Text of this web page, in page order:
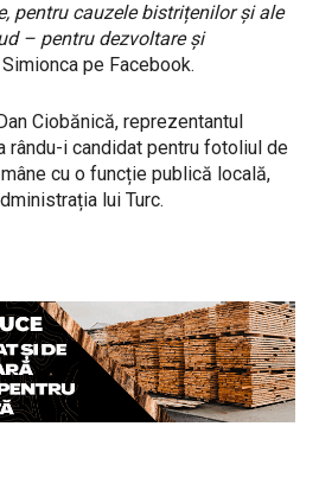
pentru cauzele bistrițenilor și ale
– pentru dezvoltare și
pe Facebook.
Ciobănică, reprezentantul
rându-i candidat pentru fotoliul de
cu o funcție publică locală,
lui Turc.